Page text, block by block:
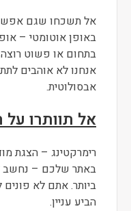
אל תשכחו שגם אפשר
באופן אוטומטי –
בתחום או פשוט
אנחנו לא אוהבים
אבסולוטית.
אל תוותרו על
רימרקטינג – הצגת
באתר שלכם – נחשב
ביותר. אתם לא
הביע עניין.